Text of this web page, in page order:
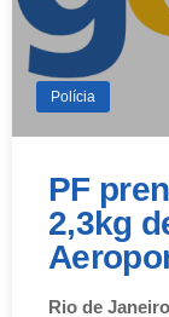
Polícia
PF
2,3kg
Rio de